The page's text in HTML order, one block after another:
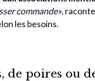
commande»,
les besoins.
de poires ou